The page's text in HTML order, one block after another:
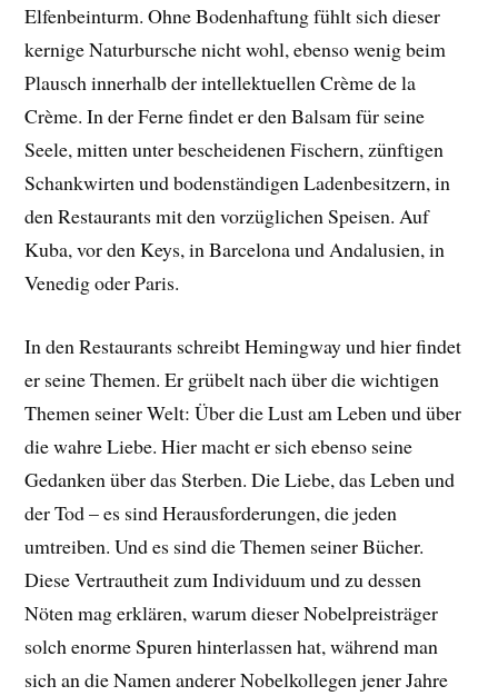
Elfenbeinturm. Ohne Bodenhaftung fühlt sich dieser
kernige Naturbursche nicht wohl, ebenso wenig beim
Plausch innerhalb der intellektuellen Crème de la
Crème. In der Ferne findet er den Balsam für seine
Seele, mitten unter bescheidenen Fischern, zünftigen
Schankwirten und bodenständigen Ladenbesitzern, in
den Restaurants mit den vorzüglichen Speisen. Auf
Kuba, vor den Keys, in Barcelona und Andalusien, in
Venedig oder Paris.
In den Restaurants schreibt Hemingway und hier findet
er seine Themen. Er grübelt nach über die wichtigen
Themen seiner Welt: Über die Lust am Leben und über
die wahre Liebe. Hier macht er sich ebenso seine
Gedanken über das Sterben. Die Liebe, das Leben und
der Tod – es sind Herausforderungen, die jeden
umtreiben. Und es sind die Themen seiner Bücher.
Diese Vertrautheit zum Individuum und zu dessen
Nöten mag erklären, warum dieser Nobelpreisträger
solch enorme Spuren hinterlassen hat, während man
sich an die Namen anderer Nobelkollegen jener Jahre